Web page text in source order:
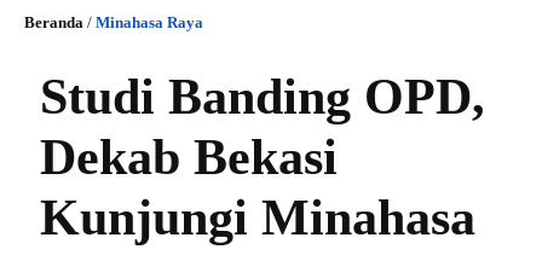
Beranda / Minahasa Raya
Studi Banding OPD,
Dekab Bekasi
Kunjungi Minahasa